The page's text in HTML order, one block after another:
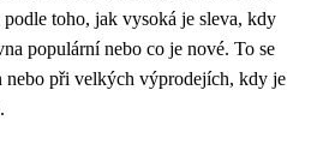
toho, jak vysoká je sleva, kdy
populární nebo co je nové. To se
nebo při velkých výprodejích, kdy je